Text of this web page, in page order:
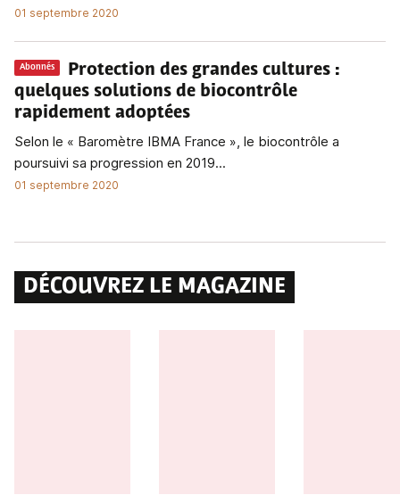
01 septembre 2020
Abonnés Protection des grandes cultures :
quelques solutions de biocontrôle
rapidement adoptées
Selon le « Baromètre IBMA France », le biocontrôle a
poursuivi sa progression en 2019...
01 septembre 2020
DÉCOUVREZ LE MAGAZINE